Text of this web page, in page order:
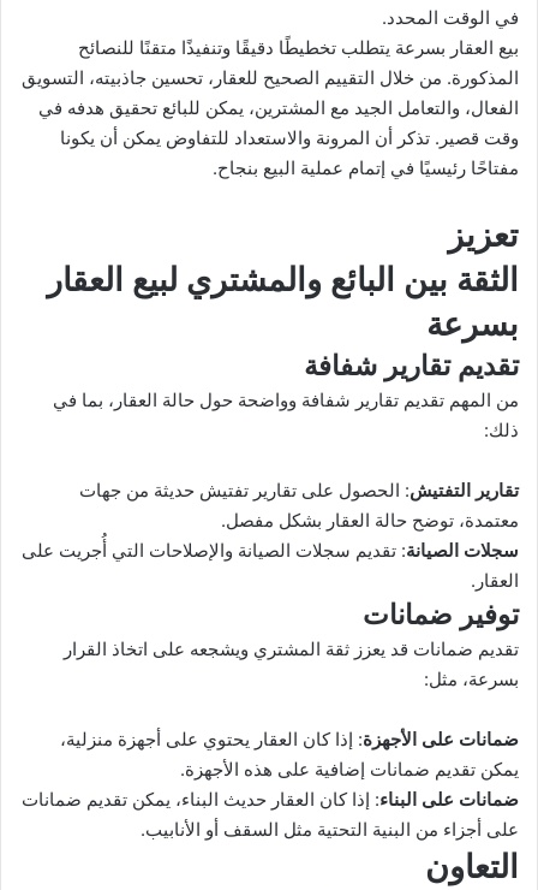
في الوقت المحدد.
بيع العقار بسرعة يتطلب تخطيطًا دقيقًا وتنفيذًا متقنًا للنصائح
المذكورة. من خلال التقييم الصحيح للعقار، تحسين جاذبيته، التسويق
الفعال، والتعامل الجيد مع المشترين، يمكن للبائع تحقيق هدفه في
وقت قصير. تذكر أن المرونة والاستعداد للتفاوض يمكن أن يكونا
مفتاحًا رئيسيًا في إتمام عملية البيع بنجاح.
تعزيز
الثقة بين البائع والمشتري لبيع العقار
بسرعة
تقديم تقارير شفافة
من المهم تقديم تقارير شفافة وواضحة حول حالة العقار، بما في
ذلك:
تقارير التفتيش: الحصول على تقارير تفتيش حديثة من جهات
معتمدة، توضح حالة العقار بشكل مفصل.
سجلات الصيانة: تقديم سجلات الصيانة والإصلاحات التي أُجريت على
العقار.
توفير ضمانات
تقديم ضمانات قد يعزز ثقة المشتري ويشجعه على اتخاذ القرار
بسرعة، مثل:
ضمانات على الأجهزة: إذا كان العقار يحتوي على أجهزة منزلية،
يمكن تقديم ضمانات إضافية على هذه الأجهزة.
ضمانات على البناء: إذا كان العقار حديث البناء، يمكن تقديم ضمانات
على أجزاء من البنية التحتية مثل السقف أو الأنابيب.
التعاون